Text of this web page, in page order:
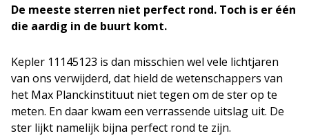
De meeste sterren niet perfect rond. Toch is er één
die aardig in de buurt komt.
Kepler 11145123 is dan misschien wel vele lichtjaren
van ons verwijderd, dat hield de wetenschappers van
het Max Planckinstituut niet tegen om de ster op te
meten. En daar kwam een verrassende uitslag uit. De
ster lijkt namelijk bijna perfect rond te zijn.